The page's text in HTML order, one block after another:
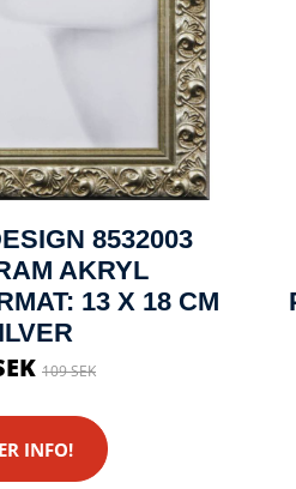
8532003
AKRYL
13 X 18 CM
109 SEK
INFO!